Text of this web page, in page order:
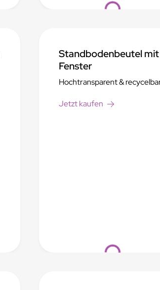
Loading...
Loading...
Standbodenbeutel mit
Fenster
Hochtransparent &
Jetzt kaufen